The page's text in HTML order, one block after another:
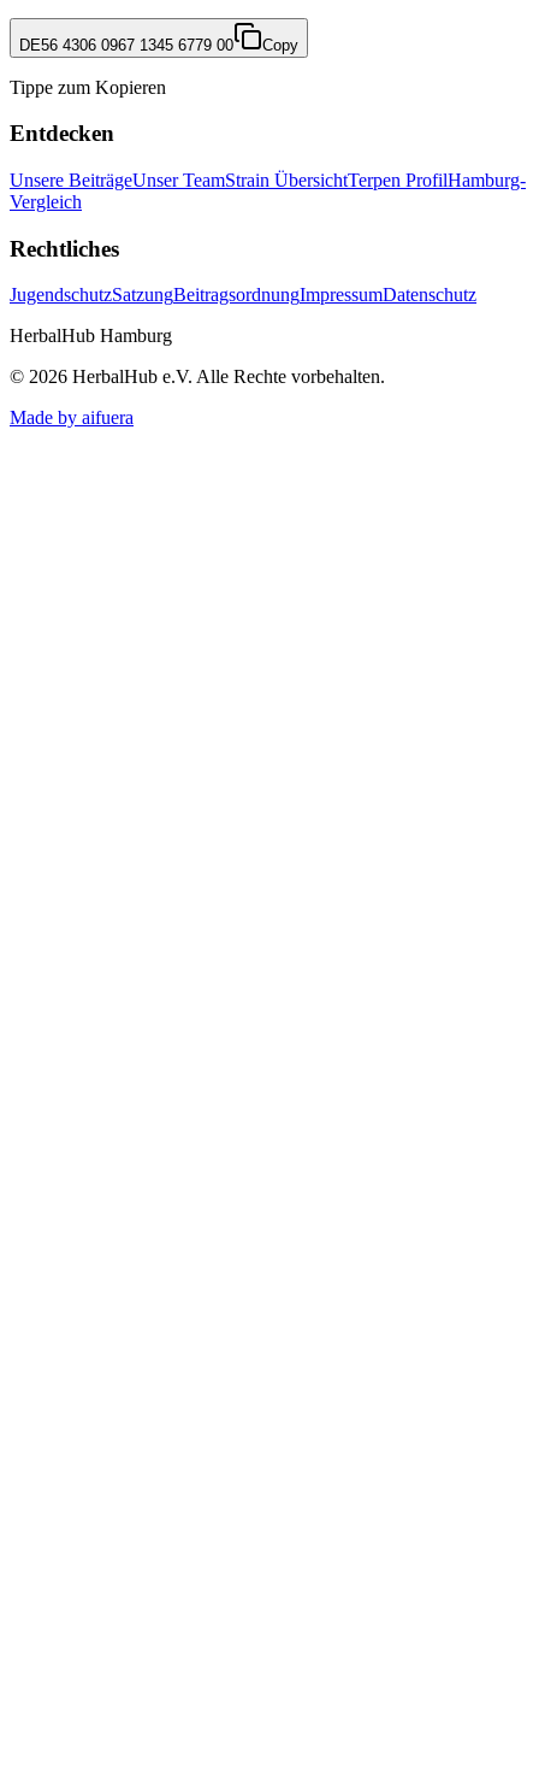
DE56 4306 0967 1345 6779 00 Copy
Tippe zum Kopieren
Entdecken
Unsere BeiträgeUnser TeamStrain ÜbersichtTerpen ProfilHamburg-
Vergleich
Rechtliches
JugendschutzSatzungBeitragsordnungImpressumDatenschutz
HerbalHub Hamburg
© 2026 HerbalHub e.V. Alle Rechte vorbehalten.
Made by aifuera